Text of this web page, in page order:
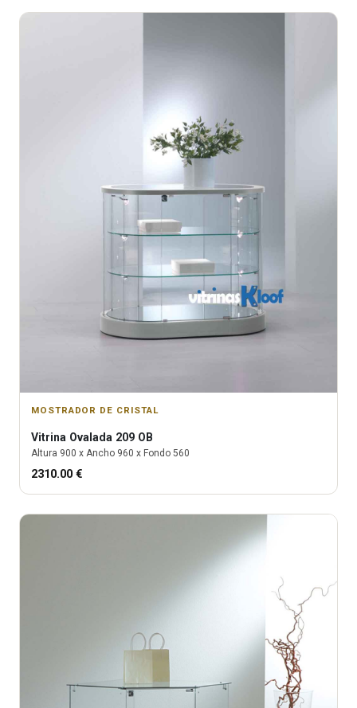
MOSTRADOR DE CRISTAL
Vitrina Ovalada 209 OB
Altura 900 x Ancho 960 x Fondo 560
2310.00 €